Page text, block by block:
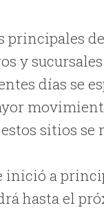
principales
y
días se
sitios se
inició a
hasta el